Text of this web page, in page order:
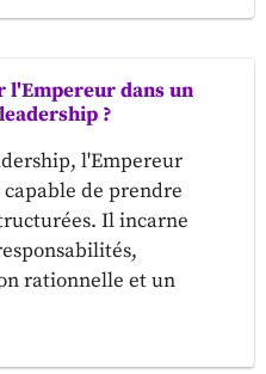
dans un
?
l'Empereur
de prendre
Il incarne
rationnelle et un